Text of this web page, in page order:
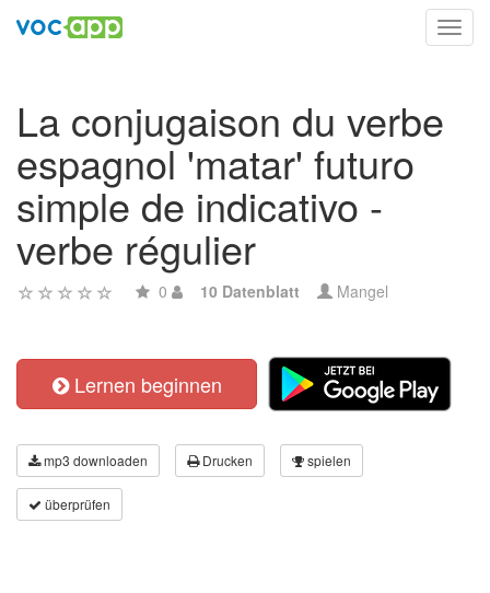
La conjugaison du verbe
espagnol 'matar' futuro
simple de indicativo -
verbe régulier
0 10 Datenblatt Mangel
Lernen beginnen
mp3 downloaden Drucken spielen
überprüfen